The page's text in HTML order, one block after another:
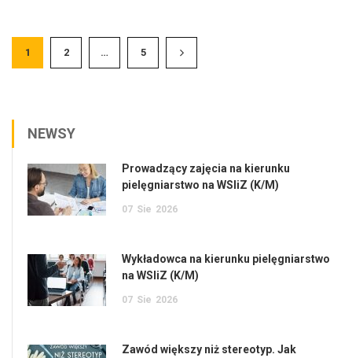
1 2 … 5
NEWSY
Prowadzący zajęcia na kierunku
pielęgniarstwo na WSIiZ (K/M)
07 Sie 2026
Wykładowca na kierunku pielęgniarstwo
na WSIiZ (K/M)
07 Sie 2026
Zawód większy niż stereotyp. Jak